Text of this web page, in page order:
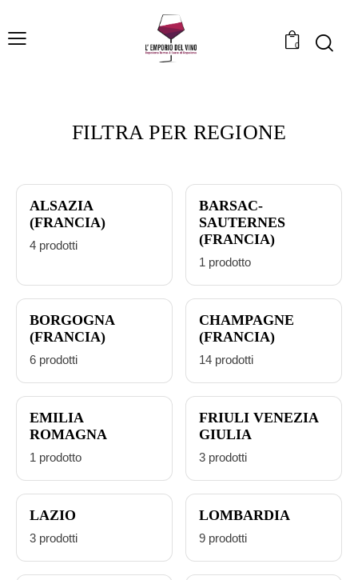
0
FILTRA PER REGIONE
ALSAZIA
(FRANCIA)
4 prodotti
BARSAC-
SAUTERNES
(FRANCIA)
1 prodotto
BORGOGNA
(FRANCIA)
6 prodotti
CHAMPAGNE
(FRANCIA)
14 prodotti
EMILIA
ROMAGNA
1 prodotto
FRIULI VENEZIA
GIULIA
3 prodotti
LAZIO
3 prodotti
LOMBARDIA
9 prodotti